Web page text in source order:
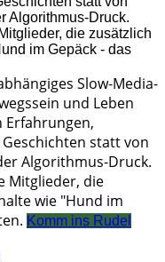
Slow-Media-
und Leben
Erfahrungen,
statt von
Algorithmus-Druck.
Mitglieder, die
wie "Hund im
Komm ins Rudel